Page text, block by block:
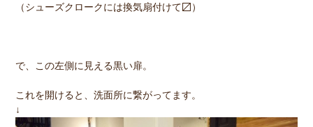
（シューズクロークには換気扇付けて〼）
で、この左側に見える黒い扉。
これを開けると、洗面所に繋がってます。
↓